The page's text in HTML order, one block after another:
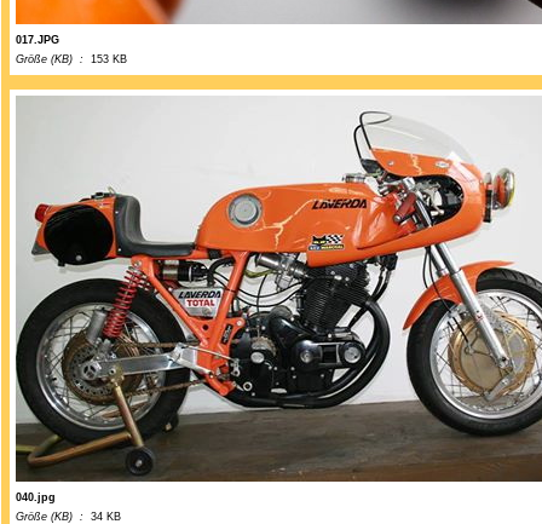
017.JPG
Größe (KB) : 153 KB
040.jpg
Größe (KB) : 34 KB